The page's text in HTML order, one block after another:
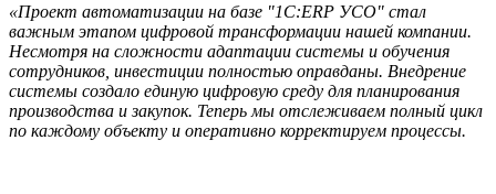
«Проект автоматизации на базе "1С:ERP УСО" стал
важным этапом цифровой трансформации нашей компании.
Несмотря на сложности адаптации системы и обучения
сотрудников, инвестиции полностью оправданы. Внедрение
системы создало единую цифровую среду для планирования
производства и закупок. Теперь мы отслеживаем полный цикл
по каждому объекту и оперативно корректируем процессы.